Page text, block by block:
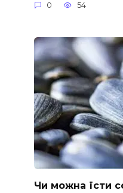
0 54
Чи можна їсти